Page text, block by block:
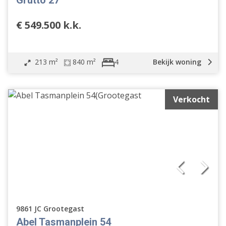
€ 549.500 k.k.
213 m² 840 m² 4 Bekijk woning
Verkocht
9861 JC Grootegast
Abel Tasmanplein 54